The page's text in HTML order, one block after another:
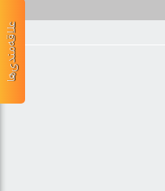
علاقه‌مندی‌ها